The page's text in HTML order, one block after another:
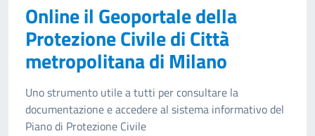
Online il Geoportale della
Protezione Civile di Città
metropolitana di Milano
Uno strumento utile a tutti per consultare la
documentazione e accedere al sistema informativo del
Piano di Protezione Civile